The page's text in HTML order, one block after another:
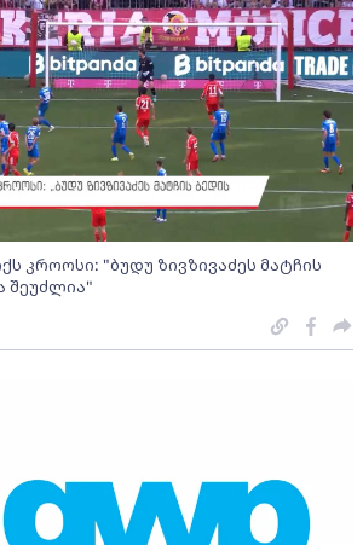
კროოსი: "ბუდუ ზივზივაძეს მატჩის
შეუძლია"